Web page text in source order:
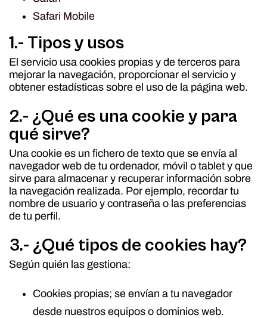
Safari Mobile
1.- Tipos y usos
El servicio usa cookies propias y de terceros para
mejorar la navegación, proporcionar el servicio y
obtener estadísticas sobre el uso de la página web.
2.- ¿Qué es una cookie y para
qué sirve?
Una cookie es un fichero de texto que se envía al
navegador web de tu ordenador, móvil o tablet y que
sirve para almacenar y recuperar información sobre
la navegación realizada. Por ejemplo, recordar tu
nombre de usuario y contraseña o las preferencias
de tu perfil.
3.- ¿Qué tipos de cookies hay?
Según quién las gestiona:
Cookies propias; se envían a tu navegador
desde nuestros equipos o dominios web.